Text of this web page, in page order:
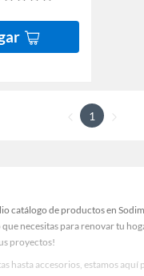
1
catálogo de productos en
necesitas para renovar tu
proyectos!
hasta accesorios, estamos aquí